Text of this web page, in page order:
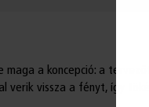
maga a koncepció: a
verik vissza a fényt, így